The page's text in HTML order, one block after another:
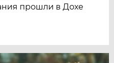
прошли в Дохе